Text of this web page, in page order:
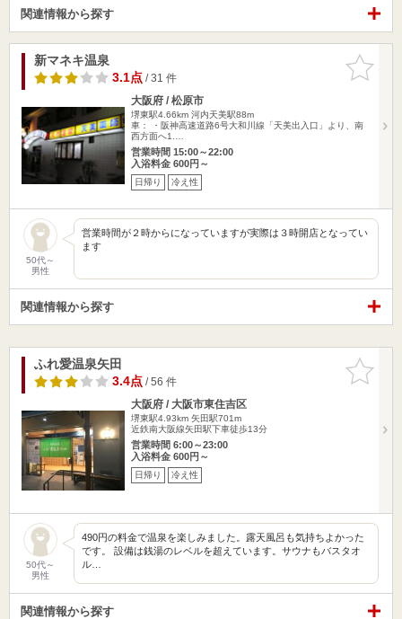
関連情報から探す
お気に入
りに追加
新マネキ温泉
3.1点/ 31 件
大阪府 / 松原市
堺東駅4.66km 河内天美駅88m
車： ・阪神高速道路6号大和川線「天美出入口」より、南
西方面へ1.…
営業時間 15:00～22:00
入浴料金 600円～
日帰り 冷え性
50代～
男性
営業時間が２時からになっていますが実際は３時開店となってい
ます
関連情報から探す
お気に入
りに追加
ふれ愛温泉矢田
3.4点/ 56 件
大阪府 / 大阪市東住吉区
堺東駅4.93km 矢田駅701m
近鉄南大阪線矢田駅下車徒歩13分
営業時間 6:00～23:00
入浴料金 600円～
日帰り 冷え性
50代～
男性
490円の料金で温泉を楽しみました。露天風呂も気持ちよかった
です。 設備は銭湯のレベルを超えています。サウナもバスタオ
ル…
関連情報から探す